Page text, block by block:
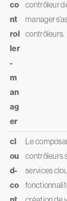
co
nt
rol
ler
-
m
an
ag
er
contrôleur
manager
contrôleurs.
cl
ou
d-
co
Le
contrôleurs
services